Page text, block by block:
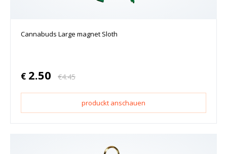
Cannabuds Large magnet Sloth
€ 2.50 €4.45
produckt anschauen